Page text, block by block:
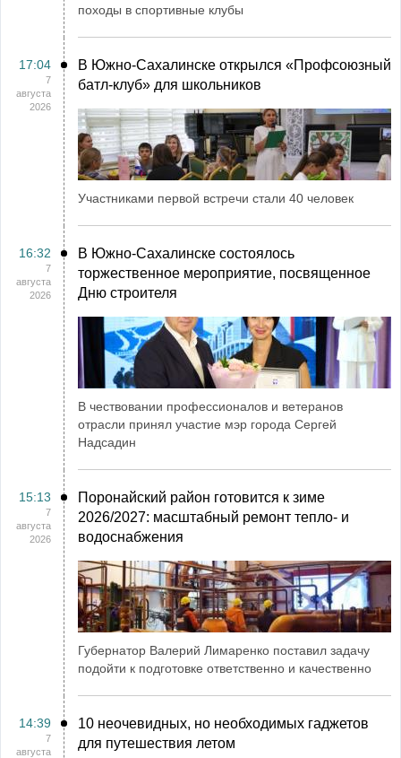
походы в спортивные клубы
17:04
7
августа
2026
В Южно-Сахалинске открылся «Профсоюзный
батл-клуб» для школьников
Участниками первой встречи стали 40 человек
16:32
7
августа
2026
В Южно-Сахалинске состоялось
торжественное мероприятие, посвященное
Дню строителя
В чествовании профессионалов и ветеранов
отрасли принял участие мэр города Сергей
Надсадин
15:13
7
августа
2026
Поронайский район готовится к зиме
2026/2027: масштабный ремонт тепло- и
водоснабжения
Губернатор Валерий Лимаренко поставил задачу
подойти к подготовке ответственно и качественно
14:39
7
августа
10 неочевидных, но необходимых гаджетов
для путешествия летом